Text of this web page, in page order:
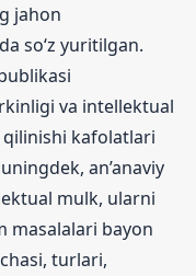
jahon
so‘z yuritilgan.
va intellektual
kafolatlari
an’anaviy
mulk, ularni
masalalari bayon
turlari,